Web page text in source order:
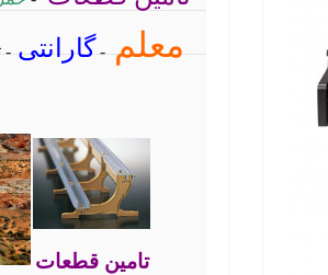
معلم- گارانتی-
تامین قطعات